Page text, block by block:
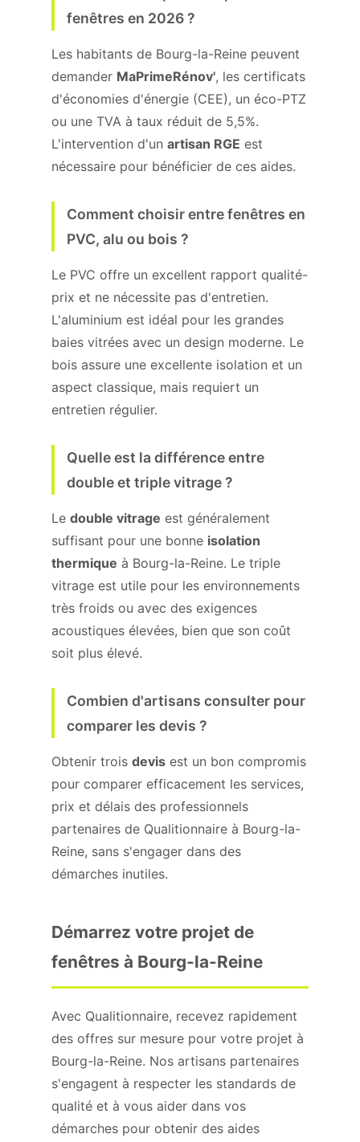
fenêtres en 2026 ?
Les habitants de Bourg-la-Reine peuvent
demander MaPrimeRénov', les certificats
d'économies d'énergie (CEE), un éco-PTZ
ou une TVA à taux réduit de 5,5%.
L'intervention d'un artisan RGE est
nécessaire pour bénéficier de ces aides.
Comment choisir entre fenêtres en
PVC, alu ou bois ?
Le PVC offre un excellent rapport qualité-
prix et ne nécessite pas d'entretien.
L'aluminium est idéal pour les grandes
baies vitrées avec un design moderne. Le
bois assure une excellente isolation et un
aspect classique, mais requiert un
entretien régulier.
Quelle est la différence entre
double et triple vitrage ?
Le double vitrage est généralement
suffisant pour une bonne isolation
thermique à Bourg-la-Reine. Le triple
vitrage est utile pour les environnements
très froids ou avec des exigences
acoustiques élevées, bien que son coût
soit plus élevé.
Combien d'artisans consulter pour
comparer les devis ?
Obtenir trois devis est un bon compromis
pour comparer efficacement les services,
prix et délais des professionnels
partenaires de Qualitionnaire à Bourg-la-
Reine, sans s'engager dans des
démarches inutiles.
Démarrez votre projet de
fenêtres à Bourg-la-Reine
Avec Qualitionnaire, recevez rapidement
des offres sur mesure pour votre projet à
Bourg-la-Reine. Nos artisans partenaires
s'engagent à respecter les standards de
qualité et à vous aider dans vos
démarches pour obtenir des aides